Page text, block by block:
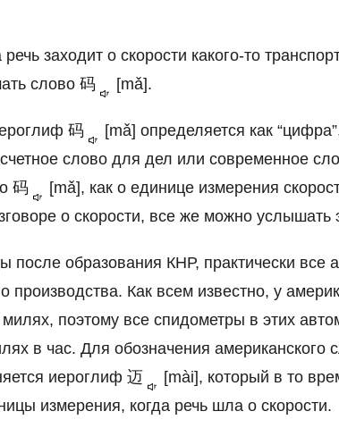
заходит о скорости какого-то
слово 码 [mǎ].
码
[mǎ] определяется как
слово для дел или современное
码
[mǎ], как о единице измерения
о скорости, все же можно услышать
после образования КНР, практически все
производства. Как всем известно, у
милях, поэтому все спидометры в этих
в час. Для обозначения американского
иероглиф 迈
[mài], который в то
измерения, когда речь шла о скорости.